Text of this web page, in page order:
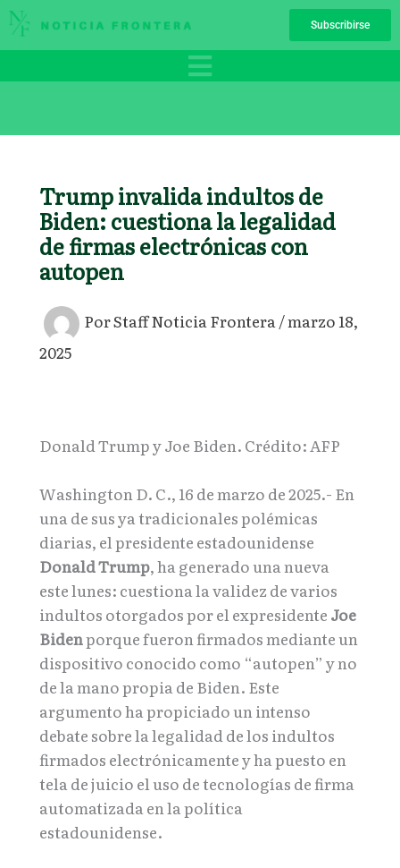
Ir
al
Subscribirse
Trump invalida indultos de
Biden: cuestiona la legalidad
de firmas electrónicas con
autopen
PorStaff Noticia Frontera/marzo 18,
2025
Donald Trump y Joe Biden. Crédito: AFP
Washington D. C., 16 de marzo de 2025.- En
una de sus ya tradicionales polémicas
diarias, el presidente estadounidense
Donald Trump, ha generado una nueva
este lunes: cuestiona la validez de varios
indultos otorgados por el expresidente Joe
Bidenporque fueron firmados mediante un
dispositivo conocido como “autopen” y no
de la mano propia de Biden. Este
argumento ha propiciado un intenso
debate sobre la legalidad de los indultos
firmados electrónicamente y ha puesto en
tela de juicio el uso de tecnologías de firma
automatizada en la política
estadounidense.